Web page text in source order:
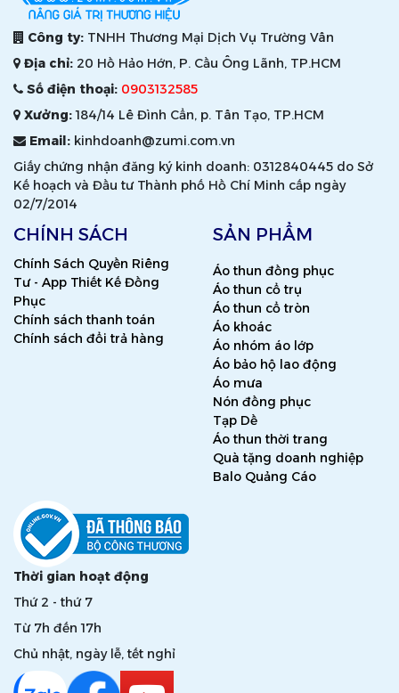
Công ty: TNHH Thương Mại Dịch Vụ Trường Vân
Địa chỉ: 20 Hồ Hảo Hớn, P. Cầu Ông Lãnh, TP.HCM
Số điện thoại: 0903132585
Xưởng:184/14 Lê Đình Cẩn, p. Tân Tạo, TP.HCM
Email: kinhdoanh@zumi.com.vn
Giấy chứng nhận đăng ký kinh doanh: 0312840445 do Sở
Kế hoạch và Đầu tư Thành phố Hồ Chí Minh cấp ngày
02/7/2014
CHÍNH SÁCH
Chính Sách Quyền Riêng
Tư - App Thiết Kế Đồng
Phục
Chính sách thanh toán
Chính sách đổi trả hàng
SẢN PHẨM
Áo thun đồng phục
Áo thun cổ trụ
Áo thun cổ tròn
Áo khoác
Áo nhóm áo lớp
Áo bảo hộ lao động
Áo mưa
Nón đồng phục
Tạp Dề
Áo thun thời trang
Quà tặng doanh nghiệp
Balo Quảng Cáo
Thời gian hoạt động
Thứ 2 - thứ 7
Từ 7h đến 17h
Chủ nhật, ngày lễ, tết nghỉ